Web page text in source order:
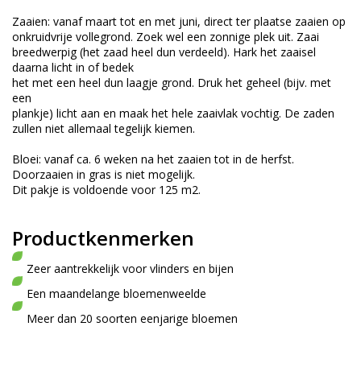
Zaaien: vanaf maart tot en met juni, direct ter plaatse zaaien op
onkruidvrije vollegrond. Zoek wel een zonnige plek uit. Zaai
breedwerpig (het zaad heel dun verdeeld). Hark het zaaisel
daarna licht in of bedek
het met een heel dun laagje grond. Druk het geheel (bijv. met
een
plankje) licht aan en maak het hele zaaivlak vochtig. De zaden
zullen niet allemaal tegelijk kiemen.
Bloei: vanaf ca. 6 weken na het zaaien tot in de herfst.
Doorzaaien in gras is niet mogelijk.
Dit pakje is voldoende voor 125 m2.
Productkenmerken
Zeer aantrekkelijk voor vlinders en bijen
Een maandelange bloemenweelde
Meer dan 20 soorten eenjarige bloemen